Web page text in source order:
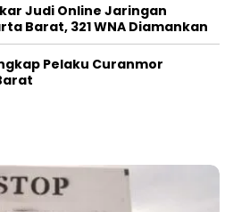
Judi Online Jaringan
Barat, 321 WNA Diamankan
Pelaku Curanmor